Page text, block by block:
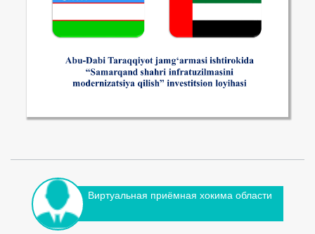
Виртуальная приёмная хокима области